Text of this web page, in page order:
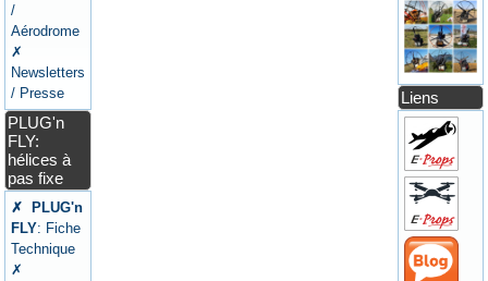
/
Aérodrome
✗
Newsletters
/ Presse
PLUG'n
FLY:
hélices à
pas fixe
✗ PLUG'n
FLY: Fiche
Technique
✗
Liens